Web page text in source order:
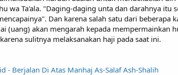
wa Ta'ala. "Daging-daging unta dan darahnya
Dan karena salah satu dari beberapa
(uang) akan mengarah kepada mempermainkan
sulitnya melaksanakan haji pada saat ini.
- Berjalan Di Atas Manhaj As-Salaf Ash-Shalih